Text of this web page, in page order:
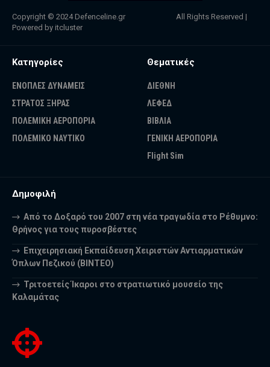
Copyright © 2024 Defenceline.gr All Rights Reserved |
Powered by itcluster
Κατηγορίες
ΕΝΟΠΛΕΣ ΔΥΝΑΜΕΙΣ
ΣΤΡΑΤΟΣ ΞΗΡΑΣ
ΠΟΛΕΜΙΚΗ ΑΕΡΟΠΟΡΙΑ
ΠΟΛΕΜΙΚΟ ΝΑΥΤΙΚΟ
Θεματικές
ΔΙΕΘΝΗ
ΛΕΦΕΔ
ΒΙΒΛΙΑ
ΓΕΝΙΚΗ ΑΕΡΟΠΟΡΙΑ
Flight Sim
Δημοφιλή
Από το Δοξαρό του 2007 στη νέα τραγωδία στο Ρέθυμνο:
Θρήνος για τους πυροσβέστες
Επιχειρησιακή Εκπαίδευση Χειριστών Αντιαρματικών
Όπλων Πεζικού (ΒΙΝΤΕΟ)
Τριτοετείς Ίκαροι στο στρατιωτικό μουσείο της
Καλαμάτας